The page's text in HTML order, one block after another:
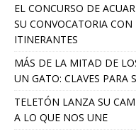
EL CONCURSO DE
SU CONVOCATORIA CON
ITINERANTES
MÁS DE LA MITAD DE
UN GATO: CLAVES PARA
TELETÓN LANZA SU
A LO QUE NOS UNE